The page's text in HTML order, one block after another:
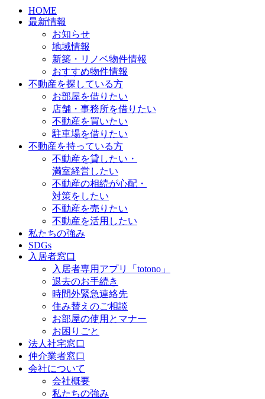
HOME
最新情報
お知らせ
地域情報
新築・リノベ物件情報
おすすめ物件情報
不動産を探している方
お部屋を借りたい
店舗・事務所を借りたい
不動産を買いたい
駐車場を借りたい
不動産を持っている方
不動産を貸したい・
満室経営したい
不動産の相続が心配・
対策をしたい
不動産を売りたい
不動産を活用したい
私たちの強み
SDGs
入居者窓口
入居者専用アプリ「totono」
退去のお手続き
時間外緊急連絡先
住み替えのご相談
お部屋の使用とマナー
お困りごと
法人社宅窓口
仲介業者窓口
会社について
会社概要
私たちの強み